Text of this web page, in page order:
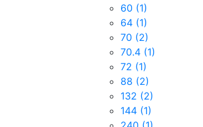
60 (1)
64 (1)
70 (2)
70.4 (1)
72 (1)
88 (2)
132 (2)
144 (1)